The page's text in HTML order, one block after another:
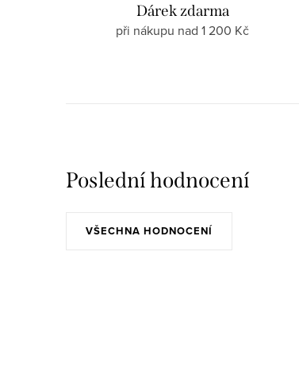
Dárek zdarma
při nákupu nad 1 200 Kč
Poslední hodnocení
VŠECHNA HODNOCENÍ